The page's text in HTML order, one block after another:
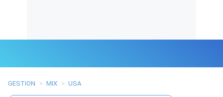
Últimas Noticias
GESTION > MIX > USA